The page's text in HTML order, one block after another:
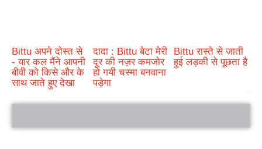
Bittu अपने दोस्त से
- यार कल मैंने आपनी
बीवी को किसे और के
साथ जाते हुए देखा
दादा : Bittu बेटा मेरी
दूर की नज़र कमजोर
हो गयी चस्मा बनवाना
पड़ेगा
Bittu रास्ते से जाती
हुई लड़की से पूछता है